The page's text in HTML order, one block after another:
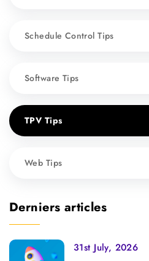
Schedule Control Tips
Software Tips
TPV Tips
Web Tips
Derniers articles
31st July, 2026